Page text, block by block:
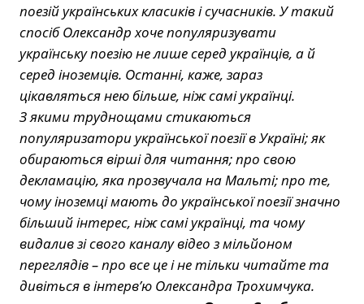
поезій українських класиків і сучасників. У такий
спосіб Олександр хоче популяризувати
українську поезію не лише серед українців, а й
серед іноземців. Останні, каже, зараз
цікавляться нею більше, ніж самі українці.
З якими труднощами стикаються
популяризатори української поезії в Україні; як
обираються вірші для читання; про свою
декламацію, яка прозвучала на Мальті; про те,
чому іноземці мають до української поезії значно
більший інтерес, ніж самі українці, та чому
видалив зі свого каналу відео з мільйоном
переглядів – про все це і не тільки читайте та
дивіться в інтерв’ю Олександра Трохимчука.